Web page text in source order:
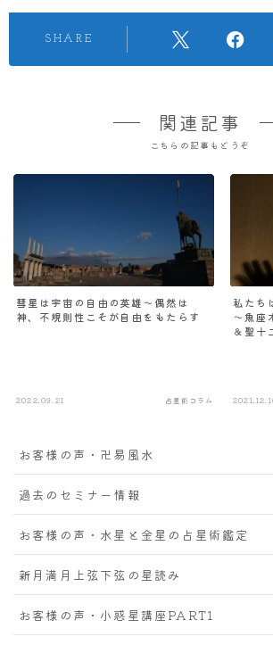
SHARE
関連記事
こちらの記事もどうぞ
彗星は宇宙の自由の英雄～偶然は
神、不規則性こそが自由をもたらす
2022.09.21 占星術コラム
私たち
～魚座
＆聖十
お客様の声・卍易風水
過去のセミナー情報
お客様の声・水星と金星の占星術鑑定
新月満月上弦下弦の星読み
お客様の声・小惑星講座PART1